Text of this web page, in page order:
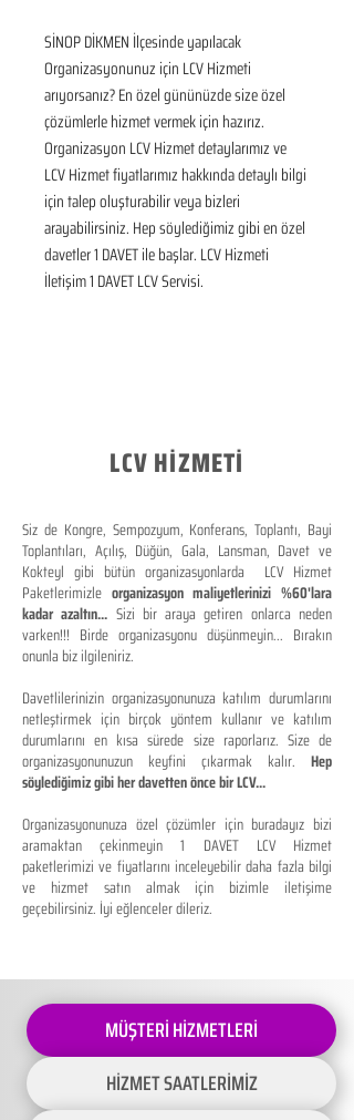
SİNOP DİKMEN İlçesinde yapılacak
Organizasyonunuz için LCV Hizmeti
arıyorsanız? En özel gününüzde size özel
çözümlerle hizmet vermek için hazırız.
Organizasyon LCV Hizmet detaylarımız ve
LCV Hizmet fiyatlarımız hakkında detaylı bilgi
için talep oluşturabilir veya bizleri
arayabilirsiniz. Hep söylediğimiz gibi en özel
davetler 1 DAVET ile başlar. LCV Hizmeti
İletişim 1 DAVET LCV Servisi.
LCV HİZMETİ
Siz de Kongre, Sempozyum, Konferans, Toplantı, Bayi
Toplantıları, Açılış, Düğün, Gala, Lansman, Davet ve
Kokteyl gibi bütün organizasyonlarda LCV Hizmet
Paketlerimizle organizasyon maliyetlerinizi %60'lara
kadar azaltın... Sizi bir araya getiren onlarca neden
varken!!! Birde organizasyonu düşünmeyin... Bırakın
onunla biz ilgileniriz.
Davetlilerinizin organizasyonunuza katılım durumlarını
netleştirmek için birçok yöntem kullanır ve katılım
durumlarını en kısa sürede size raporlarız. Size de
organizasyonunuzun keyfini çıkarmak kalır. Hep
söylediğimiz gibi her davetten önce bir LCV...
Organizasyonunuza özel çözümler için buradayız bizi
aramaktan çekinmeyin 1 DAVET LCV Hizmet
paketlerimizi ve fiyatlarını inceleyebilir daha fazla bilgi
ve hizmet satın almak için bizimle iletişime
geçebilirsiniz. İyi eğlenceler dileriz.
MÜŞTERİ HİZMETLERİ
HİZMET SAATLERİMİZ